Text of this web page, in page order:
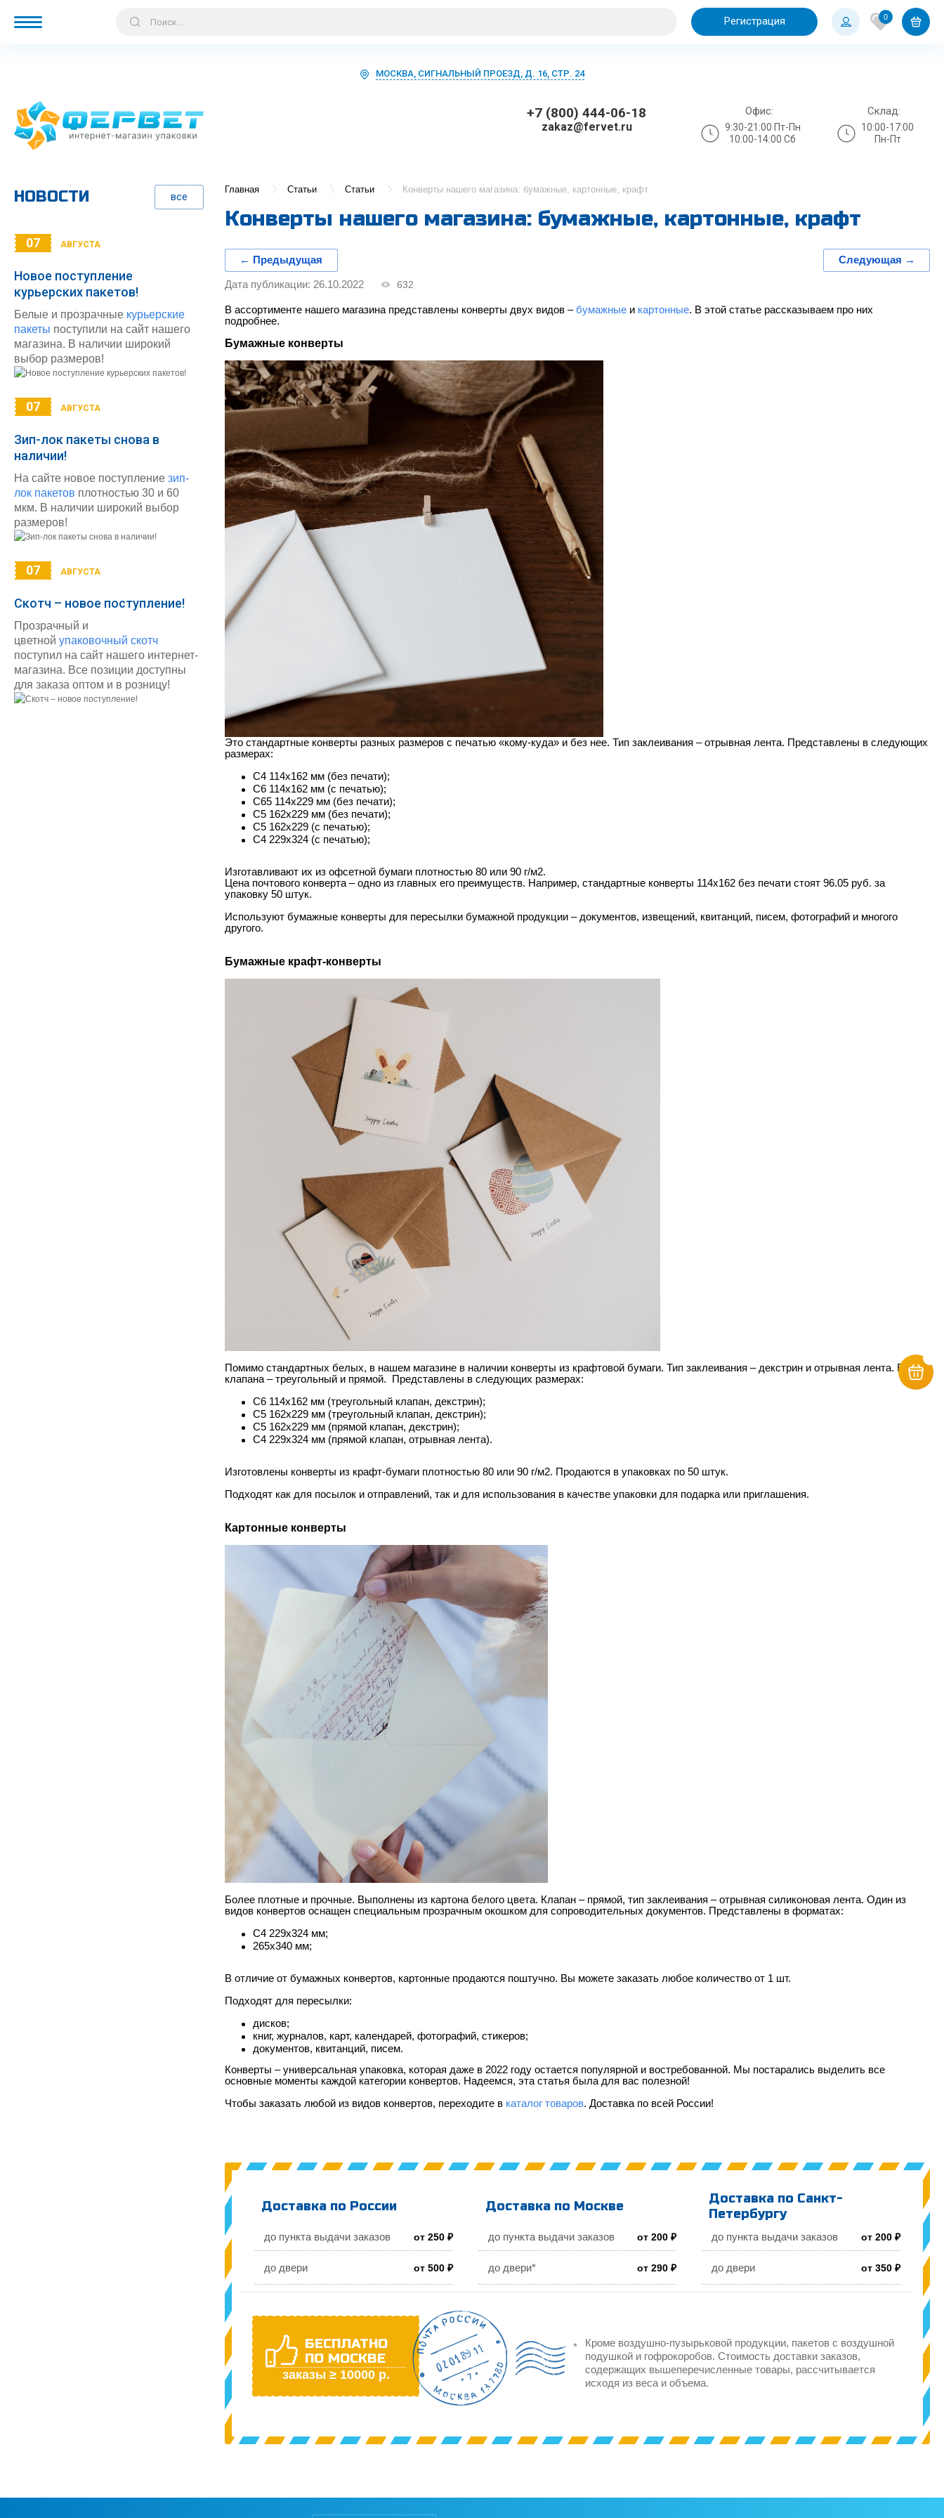
Регистрация 0
МОСКВА, СИГНАЛЬНЫЙ ПРОЕЗД, Д. 16, СТР. 24
+7 (800) 444-06-18
zakaz@fervet.ru
Офис:
9:30-21:00 Пт-Пн
10:00-14:00 Сб
Склад:
10:00-17:00
Пн-Пт
Главная Статьи Статьи Конверты нашего магазина: бумажные, картонные, крафт
Конверты нашего магазина: бумажные, картонные, крафт
← Предыдущая Следующая →
Дата публикации: 26.10.2022 632
В ассортименте нашего магазина представлены конверты двух видов – бумажные и картонные. В этой статье рассказываем про них
подробнее.
Бумажные конверты
Это стандартные конверты разных размеров с печатью «кому-куда» и без нее. Тип заклеивания – отрывная лента. Представлены в следующих
размерах:
С4 114х162 мм (без печати);
С6 114х162 мм (с печатью);
С65 114х229 мм (без печати);
С5 162х229 мм (без печати);
С5 162х229 (с печатью);
С4 229х324 (с печатью);
Изготавливают их из офсетной бумаги плотностью 80 или 90 г/м2.
Цена почтового конверта – одно из главных его преимуществ. Например, стандартные конверты 114х162 без печати стоят 96.05 руб. за
упаковку 50 штук.
Используют бумажные конверты для пересылки бумажной продукции – документов, извещений, квитанций, писем, фотографий и многого
другого.
Бумажные крафт-конверты
Помимо стандартных белых, в нашем магазине в наличии конверты из крафтовой бумаги. Тип заклеивания – декстрин и отрывная лента. Вид
клапана – треугольный и прямой. Представлены в следующих размерах:
С6 114х162 мм (треугольный клапан, декстрин);
С5 162х229 мм (треугольный клапан, декстрин);
С5 162х229 мм (прямой клапан, декстрин);
С4 229х324 мм (прямой клапан, отрывная лента).
Изготовлены конверты из крафт-бумаги плотностью 80 или 90 г/м2. Продаются в упаковках по 50 штук.
Подходят как для посылок и отправлений, так и для использования в качестве упаковки для подарка или приглашения.
Картонные конверты
Более плотные и прочные. Выполнены из картона белого цвета. Клапан – прямой, тип заклеивания – отрывная силиконовая лента. Один из
видов конвертов оснащен специальным прозрачным окошком для сопроводительных документов. Представлены в форматах:
С4 229х324 мм;
265х340 мм;
В отличие от бумажных конвертов, картонные продаются поштучно. Вы можете заказать любое количество от 1 шт.
Подходят для пересылки:
дисков;
книг, журналов, карт, календарей, фотографий, стикеров;
документов, квитанций, писем.
Конверты – универсальная упаковка, которая даже в 2022 году остается популярной и востребованной. Мы постарались выделить все
основные моменты каждой категории конвертов. Надеемся, эта статья была для вас полезной!
Чтобы заказать любой из видов конвертов, переходите в каталог товаров. Доставка по всей России!
Доставка по России
до пункта выдачи заказов от 250 ₽
до двери от 500 ₽
Доставка по Москве
до пункта выдачи заказов от 200 ₽
до двери* от 290 ₽
Доставка по Санкт-
Петербургу
до пункта выдачи заказов от 200 ₽
до двери от 350 ₽
БЕСПЛАТНО
ПО МОСКВЕ
заказы ≥ 10000 р.
Кроме воздушно-пузырьковой продукции, пакетов с воздушной
подушкой и гофрокоробов. Стоимость доставки заказов,
содержащих вышеперечисленные товары, рассчитывается
исходя из веса и объема.
НОВОСТИ все
07 АВГУСТА
Новое поступление
курьерских пакетов!
Белые и прозрачные курьерские
пакеты поступили на сайт нашего
магазина. В наличии широкий
выбор размеров!
07 АВГУСТА
Зип-лок пакеты снова в
наличии!
На сайте новое поступление зип-
лок пакетов плотностью 30 и 60
мкм. В наличии широкий выбор
размеров!
07 АВГУСТА
Скотч – новое поступление!
Прозрачный и
цветной упаковочный скотч
поступил на сайт нашего интернет-
магазина. Все позиции доступны
для заказа оптом и в розницу!